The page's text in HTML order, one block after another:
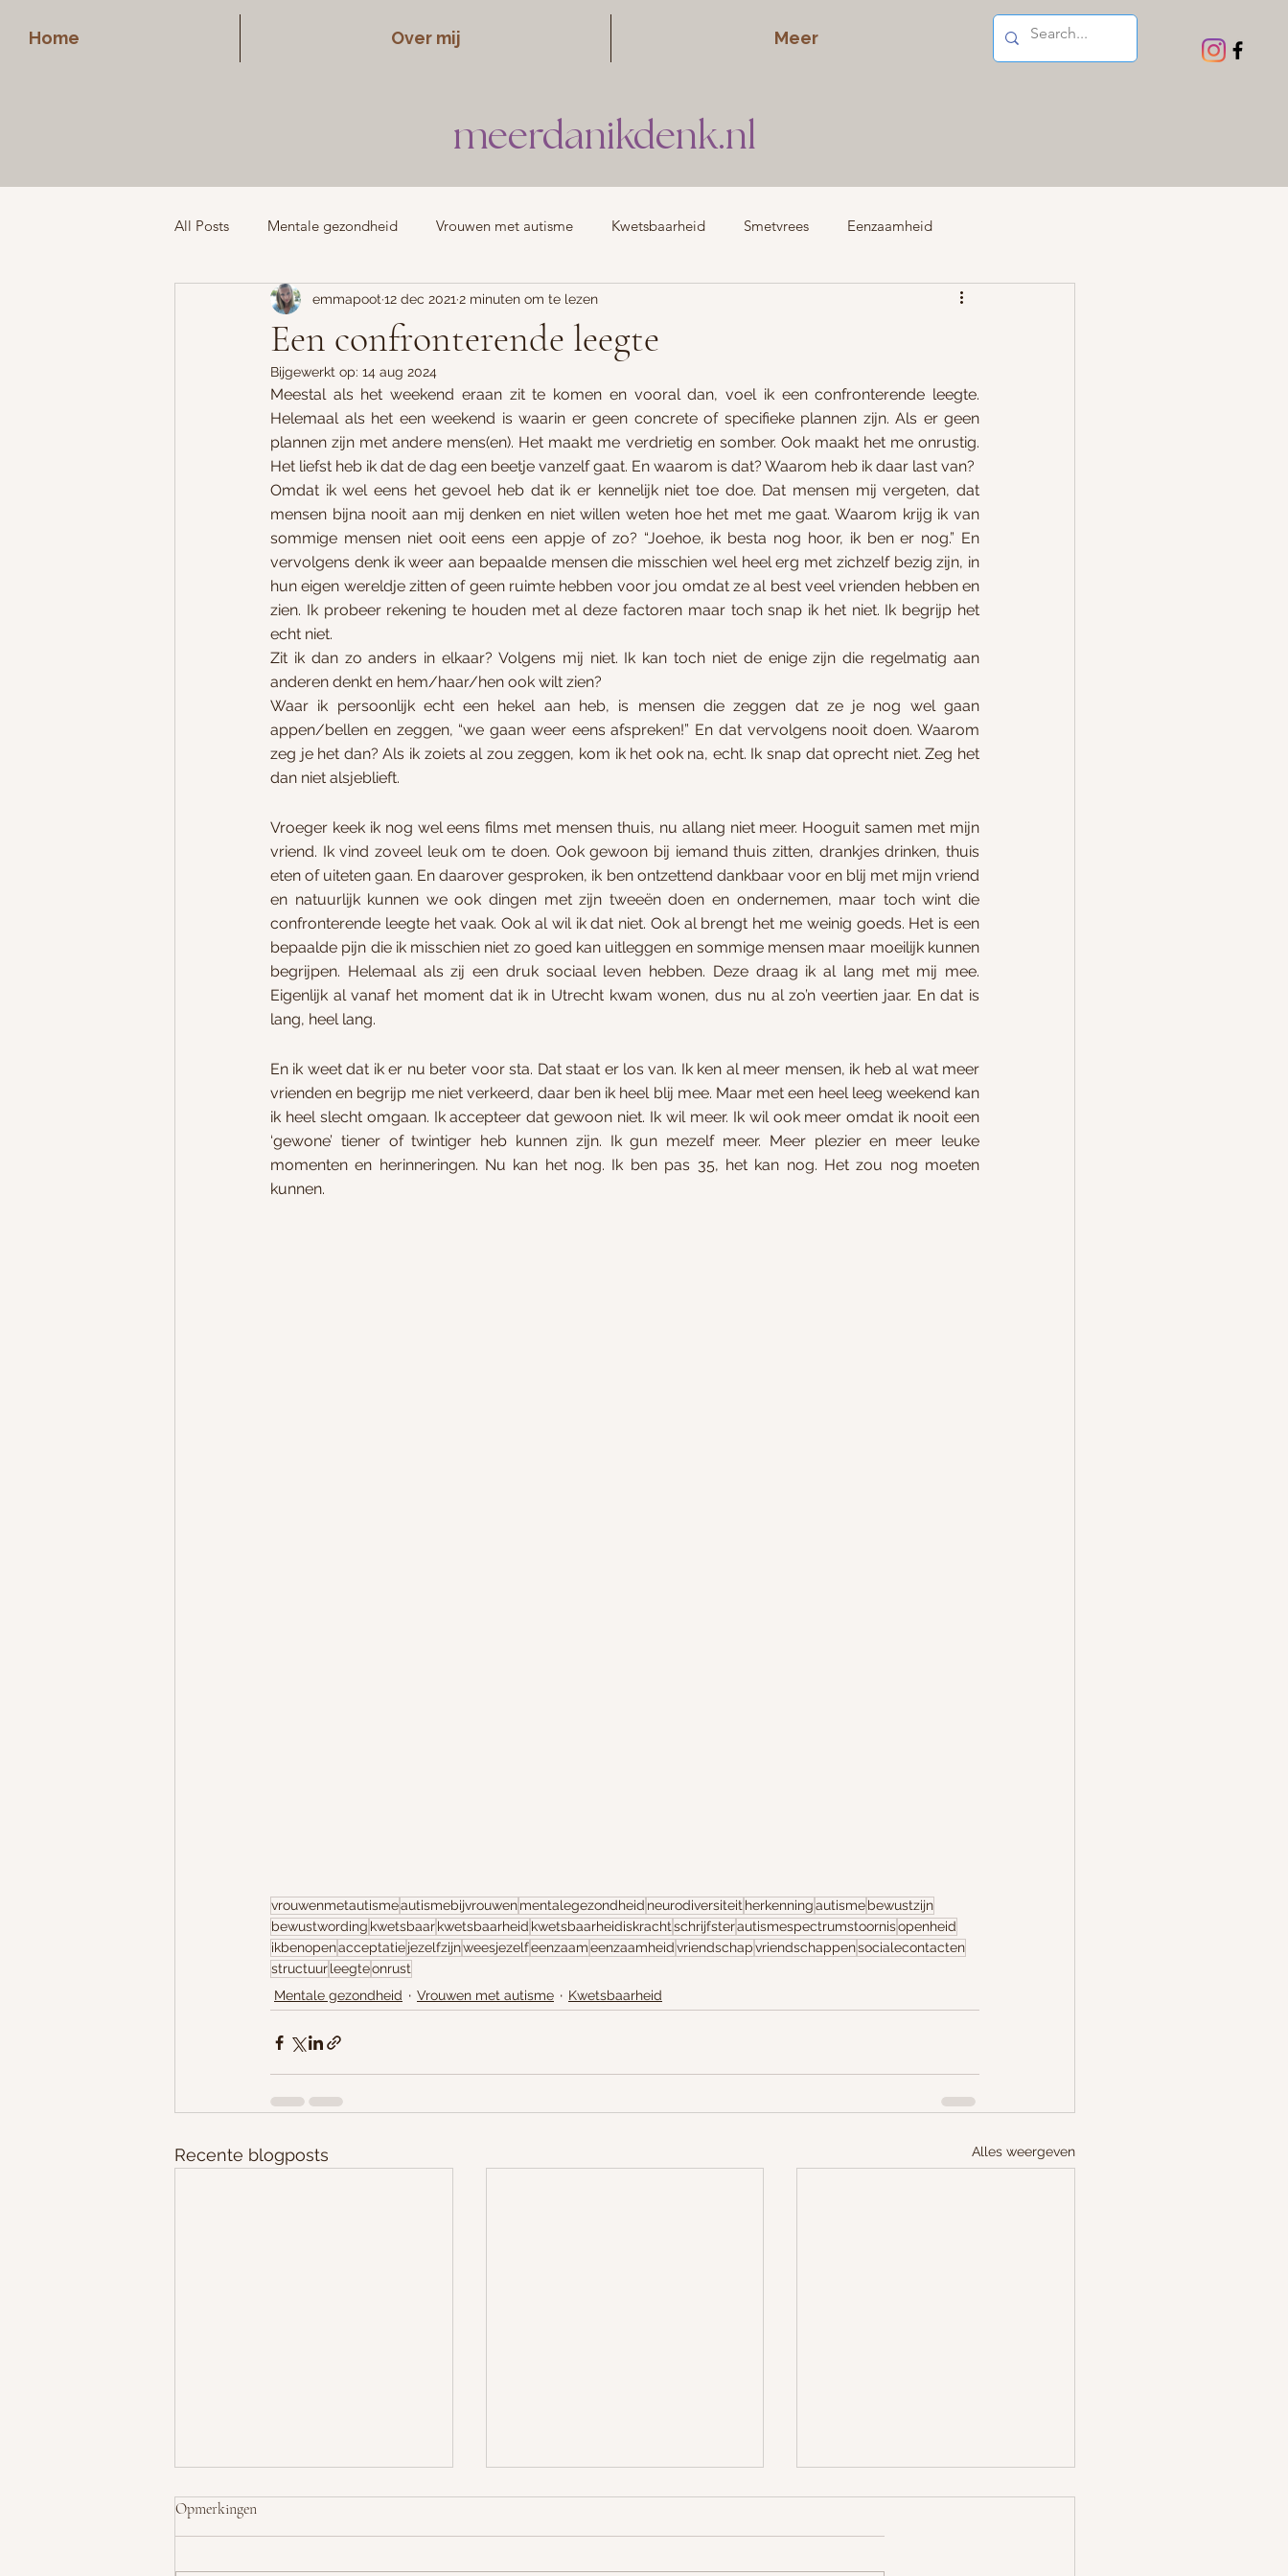
Home Over mij Meer
meerdanikdenk.nl
All Posts Mentale gezondheid Vrouwen met autisme Kwetsbaarheid Smetvrees Eenzaamheid
Vriendschappen Middelbare school Daten Persoonlijke ontwikkeling Moederschap
Een confronterende leegte
emmapoot 12 dec 2021 2 minuten om te lezen
Bijgewerkt op: 14 aug 2024
Meestal als het weekend eraan zit te komen en vooral dan, voel ik een confronterende leegte.
Helemaal als het een weekend is waarin er geen concrete of specifieke plannen zijn. Als er geen
plannen zijn met andere mens(en). Het maakt me verdrietig en somber. Ook maakt het me onrustig.
Het liefst heb ik dat de dag een beetje vanzelf gaat. En waarom is dat? Waarom heb ik daar last van?
Omdat ik wel eens het gevoel heb dat ik er kennelijk niet toe doe. Dat mensen mij vergeten, dat
mensen bijna nooit aan mij denken en niet willen weten hoe het met me gaat. Waarom krijg ik van
sommige mensen niet ooit eens een appje of zo? “Joehoe, ik besta nog hoor, ik ben er nog.” En
vervolgens denk ik weer aan bepaalde mensen die misschien wel heel erg met zichzelf bezig zijn, in
hun eigen wereldje zitten of geen ruimte hebben voor jou omdat ze al best veel vrienden hebben en
zien. Ik probeer rekening te houden met al deze factoren maar toch snap ik het niet. Ik begrijp het
echt niet.
Zit ik dan zo anders in elkaar? Volgens mij niet. Ik kan toch niet de enige zijn die regelmatig aan
anderen denkt en hem/haar/hen ook wilt zien?
Waar ik persoonlijk echt een hekel aan heb, is mensen die zeggen dat ze je nog wel gaan
appen/bellen en zeggen, “we gaan weer eens afspreken!” En dat vervolgens nooit doen. Waarom
zeg je het dan? Als ik zoiets al zou zeggen, kom ik het ook na, echt. Ik snap dat oprecht niet. Zeg het
dan niet alsjeblieft.
Vroeger keek ik nog wel eens films met mensen thuis, nu allang niet meer. Hooguit samen met mijn
vriend. Ik vind zoveel leuk om te doen. Ook gewoon bij iemand thuis zitten, drankjes drinken, thuis
eten of uiteten gaan. En daarover gesproken, ik ben ontzettend dankbaar voor en blij met mijn vriend
en natuurlijk kunnen we ook dingen met zijn tweeën doen en ondernemen, maar toch wint die
confronterende leegte het vaak. Ook al wil ik dat niet. Ook al brengt het me weinig goeds. Het is een
bepaalde pijn die ik misschien niet zo goed kan uitleggen en sommige mensen maar moeilijk kunnen
begrijpen. Helemaal als zij een druk sociaal leven hebben. Deze draag ik al lang met mij mee.
Eigenlijk al vanaf het moment dat ik in Utrecht kwam wonen, dus nu al zo’n veertien jaar. En dat is
lang, heel lang.
En ik weet dat ik er nu beter voor sta. Dat staat er los van. Ik ken al meer mensen, ik heb al wat meer
vrienden en begrijp me niet verkeerd, daar ben ik heel blij mee. Maar met een heel leeg weekend kan
ik heel slecht omgaan. Ik accepteer dat gewoon niet. Ik wil meer. Ik wil ook meer omdat ik nooit een
‘gewone’ tiener of twintiger heb kunnen zijn. Ik gun mezelf meer. Meer plezier en meer leuke
momenten en herinneringen. Nu kan het nog. Ik ben pas 35, het kan nog. Het zou nog moeten
kunnen.
vrouwenmetautismeautismebijvrouwenmentalegezondheid neurodiversiteit herkenningautismebewustzijn
bewustwording kwetsbaarkwetsbaarheid kwetsbaarheidiskrachtschrijfsterautismespectrumstoornisopenheid
ikbenopenacceptatiejezelfzijnweesjezelfeenzaameenzaamheidvriendschapvriendschappensocialecontacten
structuurleegteonrust
Mentale gezondheid
Vrouwen met autisme Kwetsbaarheid
Recente blogposts Alles weergeven
Opmerkingen